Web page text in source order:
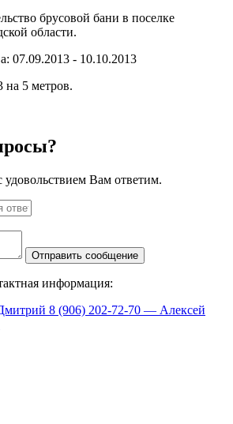
брусовой бани в поселке
области.
07.09.2013 - 10.10.2013
5 метров.
Вам ответим.
информация:
8 (906) 202-72-70 — Алексей